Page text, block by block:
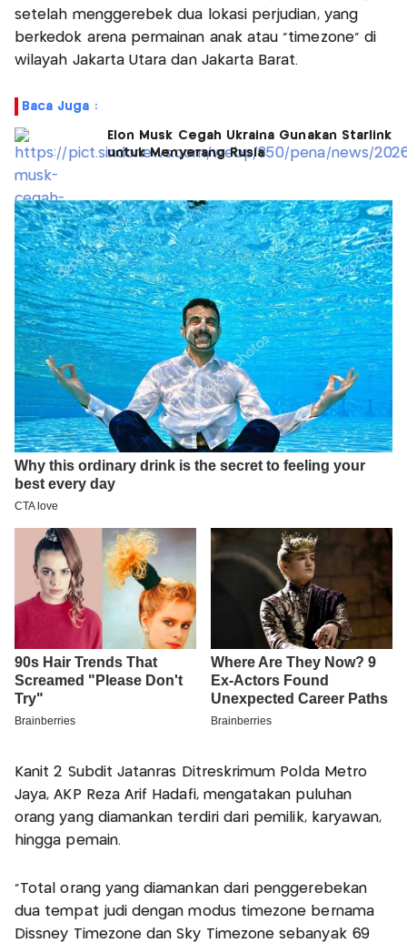
setelah menggerebek dua lokasi perjudian, yang
berkedok arena permainan anak atau "timezone" di
wilayah Jakarta Utara dan Jakarta Barat.
Baca Juga :
Elon Musk Cegah Ukraina Gunakan Starlink
untuk Menyerang Rusia
Kanit 2 Subdit Jatanras Ditreskrimum Polda Metro
Jaya, AKP Reza Arif Hadafi, mengatakan puluhan
orang yang diamankan terdiri dari pemilik, karyawan,
hingga pemain.
"Total orang yang diamankan dari penggerebekan
dua tempat judi dengan modus timezone bernama
Dissney Timezone dan Sky Timezone sebanyak 69